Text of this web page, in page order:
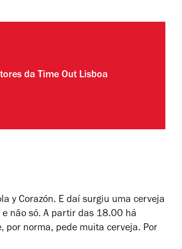
da Time Out Lisboa
y Corazón. E daí surgiu uma cerveja
não só. A partir das 18.00 há
por norma, pede muita cerveja. Por